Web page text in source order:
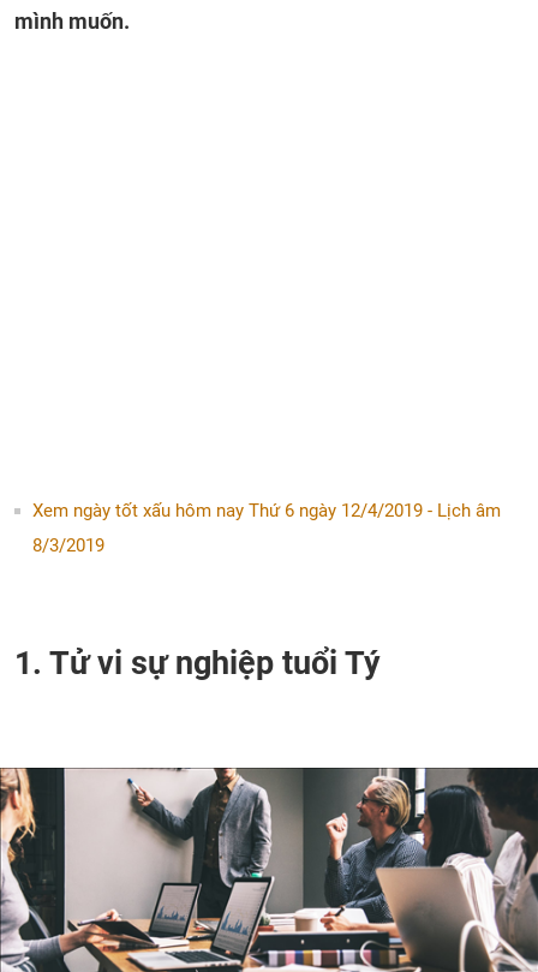
mình muốn.
Xem ngày tốt xấu hôm nay Thứ 6 ngày 12/4/2019 - Lịch âm
8/3/2019
1. Tử vi sự nghiệp tuổi Tý